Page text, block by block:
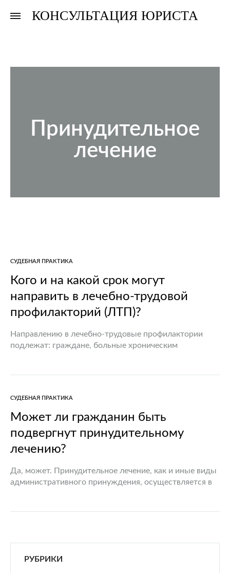
КОНСУЛЬТАЦИЯ ЮРИСТА
Принудительное
лечение
СУДЕБНАЯ ПРАКТИКА
Кого и на какой срок могут
направить в лечебно-трудовой
профилакторий (ЛТП)?
Направлению в лечебно-трудовые профилактории
подлежат: граждане, больные хроническим
СУДЕБНАЯ ПРАКТИКА
Может ли гражданин быть
подвергнут принудительному
лечению?
Да, может. Принудительное лечение, как и иные виды
административного принуждения, осуществляется в
РУБРИКИ